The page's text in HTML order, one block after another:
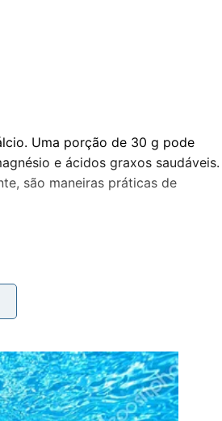
Uma porção de 30 g pode
e ácidos graxos saudáveis.
são maneiras práticas de